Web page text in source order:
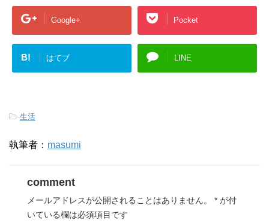
Google+ Pocket
B! はてブ LINE
-生活
執筆者： masumi
comment
メールアドレスが公開されることはありません。 * が付
いている欄は必須項目です